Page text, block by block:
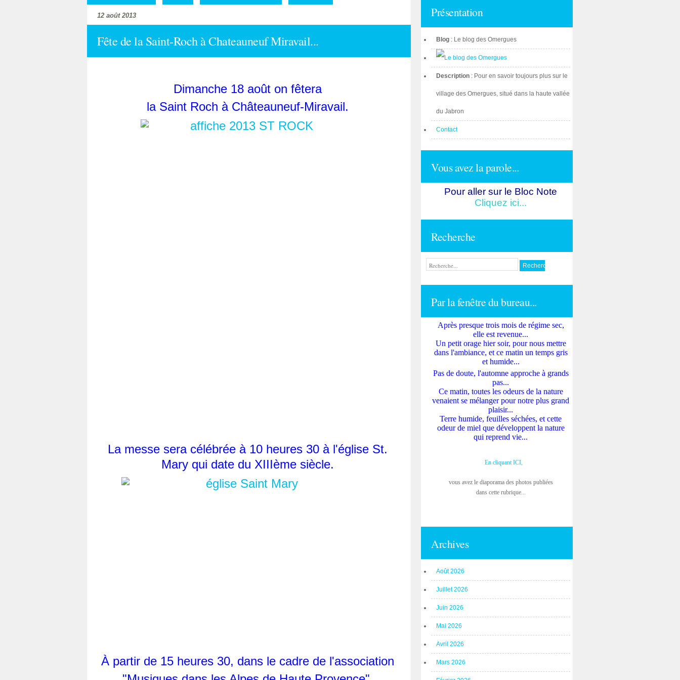
12 août 2013
Fête de la Saint-Roch à Chateauneuf Miravail...
Dimanche 18 août on fêtera
la Saint Roch à Châteauneuf-Miravail.
La messe sera célébrée à 10 heures 30 à l'église St.
Mary qui date du XIIIème siècle.
À partir de 15 heures 30, dans le cadre de l'association
Présentation
Blog : Le blog des Omergues
Description : Pour en savoir toujours plus sur le
village des Omergues, situé dans la haute vallée
du Jabron
Contact
Vous avez la parole...
Pour aller sur le Bloc Note
Cliquez ici...
Recherche
Par la fenêtre du bureau...
Après presque trois mois de régime sec,
elle est revenue...
Un petit orage hier soir, pour nous mettre
dans l'ambiance, et ce matin un temps gris
et humide...
Pas de doute, l'automne approche à grands
pas...
Ce matin, toutes les odeurs de la nature
venaient se mélanger pour notre plus grand
plaisir...
Terre humide, feuilles séchées, et cette
odeur de miel que développent la nature
qui reprend vie...
En cliquant ICI,
vous avez le diaporama des photos publiées
dans cette rubrique...
Archives
Août 2026
Juillet 2026
Juin 2026
Mai 2026
Avril 2026
Mars 2026